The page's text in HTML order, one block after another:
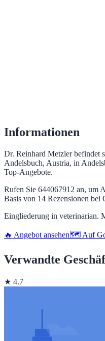
Informationen
Dr. Reinhard Metzler befindet
Andelsbuch, Austria, in
Top‑Angebote.
Rufen Sie 644067912 an, um
Basis von 14 Rezensionen bei
Eingliederung in veterinarian.
🔥 Angebot ansehen🗺️ Auf
Verwandte
★ 4.7